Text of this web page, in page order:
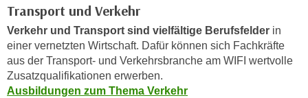
Transport und Verkehr
Verkehr und Transport sind vielfältige Berufsfelder in
einer vernetzten Wirtschaft. Dafür können sich Fachkräfte
aus der Transport- und Verkehrsbranche am WIFI wertvolle
Zusatzqualifikationen erwerben.
Ausbildungen zum Thema Verkehr
e
b
s
e
i
e
r
n
e
h
m